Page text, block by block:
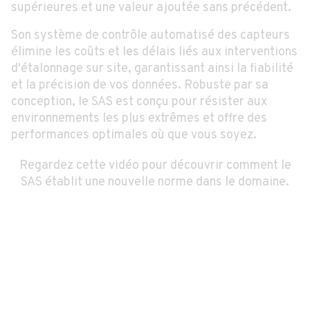
supérieures et une valeur ajoutée sans précédent.
Son système de contrôle automatisé des capteurs
élimine les coûts et les délais liés aux interventions
d'étalonnage sur site, garantissant ainsi la fiabilité
et la précision de vos données. Robuste par sa
conception, le SAS est conçu pour résister aux
environnements les plus extrêmes et offre des
performances optimales où que vous soyez.
Regardez cette vidéo pour découvrir comment le
SAS établit une nouvelle norme dans le domaine.